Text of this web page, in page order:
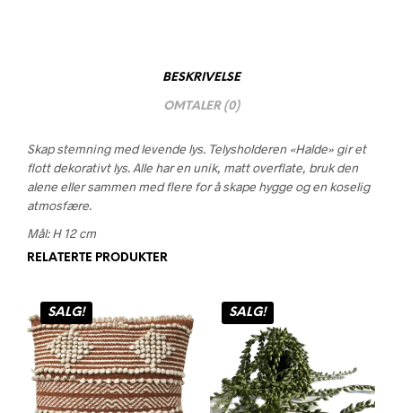
BESKRIVELSE
OMTALER (0)
Skap stemning med levende lys. Telysholderen «Halde» gir et
flott dekorativt lys. Alle har en unik, matt overflate, bruk den
alene eller sammen med flere for å skape hygge og en koselig
atmosfære.
Mål: H 12 cm
RELATERTE PRODUKTER
SALG! SALG!